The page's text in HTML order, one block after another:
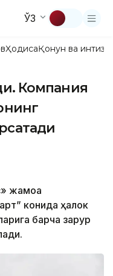
ЎЗ
ҲодисаҚонун ва
Компания
жамоа
конида ҳалок
барча зарур